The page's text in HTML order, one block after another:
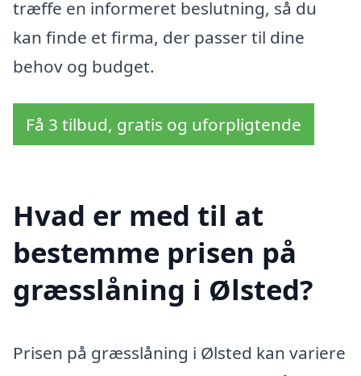
træffe en informeret beslutning, så du
kan finde et firma, der passer til dine
behov og budget.
Få 3 tilbud, gratis og uforpligtende
Hvad er med til at
bestemme prisen på
græsslåning i Ølsted?
Prisen på græsslåning i Ølsted kan variere